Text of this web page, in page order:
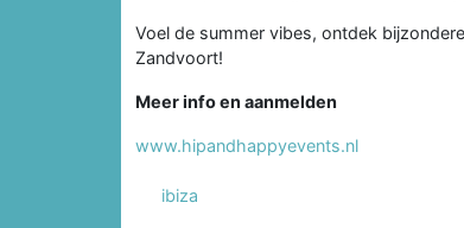
Voel de summer vibes, ontdek
Zandvoort!
Meer info en aanmelden
www.hipandhappyevents.nl
ibiza